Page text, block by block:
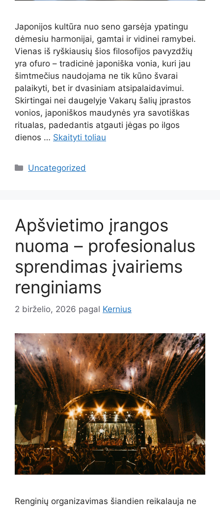
Japonijos kultūra nuo seno garsėja ypatingu
dėmesiu harmonijai, gamtai ir vidinei ramybei.
Vienas iš ryškiausių šios filosofijos pavyzdžių
yra ofuro – tradicinė japoniška vonia, kuri jau
šimtmečius naudojama ne tik kūno švarai
palaikyti, bet ir dvasiniam atsipalaidavimui.
Skirtingai nei daugelyje Vakarų šalių įprastos
vonios, japoniškos maudynės yra savotiškas
ritualas, padedantis atgauti jėgas po ilgos
dienos … Skaityti toliau
Kategorijos
Uncategorized
Apšvietimo įrangos
nuoma – profesionalus
sprendimas įvairiems
renginiams
2 birželio, 2026 pagal Kernius
Renginių organizavimas šiandien reikalauja ne